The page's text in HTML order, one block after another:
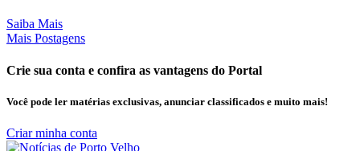
Saiba Mais
Mais Postagens
Crie sua conta e confira as vantagens do Portal
Você pode ler matérias exclusivas, anunciar classificados e muito mais!
Criar minha conta